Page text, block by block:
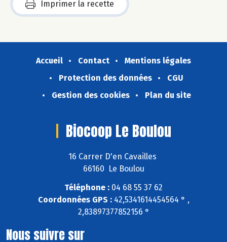
Imprimer la recette
Accueil Contact
Mentions légales
Protection des données
CGU
Gestion des cookies
Plan du site
Biocoop Le Boulou
16 Carrer D'en Cavailles
66160 Le Boulou
Téléphone : 04 68 55 37 62
Coordonnées GPS :42,5341614454564 ° ,
2,83897377852156 °
Nous suivre sur